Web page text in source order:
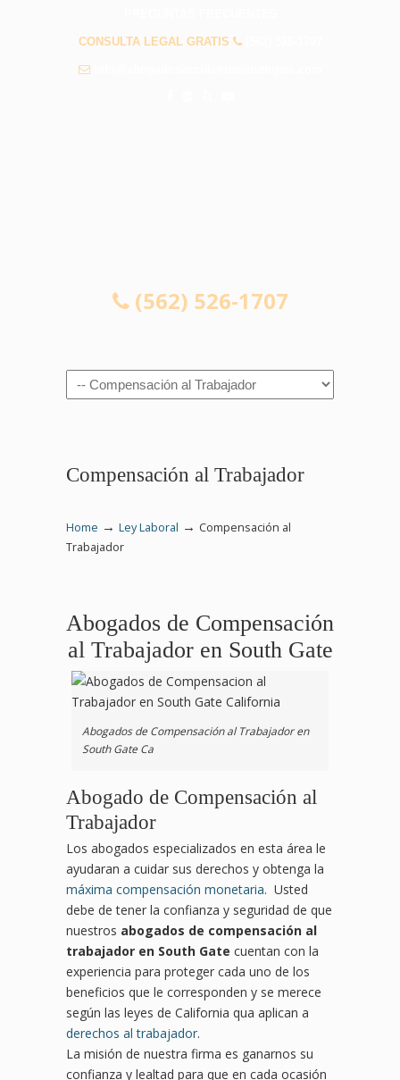
CONSULTA LEGAL GRATIS
(562) 526-1707
Navigation
Compensación al Trabajador
Home → Ley Laboral → Compensación al
Trabajador
Abogados de Compensación
al Trabajador en South Gate
Abogados de Compensación al Trabajador en
South Gate Ca
Abogado de Compensación al
Trabajador
Los abogados especializados en esta área le
ayudaran a cuidar sus derechos y obtenga la
máxima compensación monetaria. Usted
debe de tener la confianza y seguridad de que
nuestros abogados de compensación al
trabajador en South Gate cuentan con la
experiencia para proteger cada uno de los
beneficios que le corresponden y se merece
según las leyes de California qua aplican a
derechos al trabajador.
La misión de nuestra firma es ganarnos su
confianza y lealtad para que en cada ocasión